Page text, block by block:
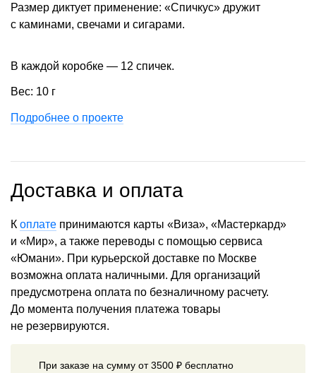
Размер диктует применение: «Спичкус» дружит
с каминами, свечами и сигарами.
В каждой коробке — 12 спичек.
Вес: 10 г
Подробнее о проекте
Доставка и оплата
К оплате принимаются карты «Виза», «Мастеркард»
и «Мир», а также переводы с помощью сервиса
«Юмани». При курьерской доставке по Москве
возможна оплата наличными. Для организаций
предусмотрена оплата по безналичному расчету.
До момента получения платежа товары
не резервируются.
При заказе на сумму от 3500 ₽ бесплатно